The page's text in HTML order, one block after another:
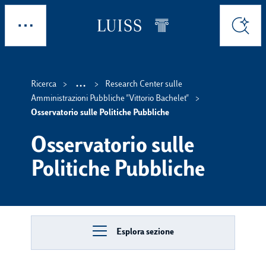
Skip to main content
Cerca
Ricerca ...
Show intermediate
Research Center sulle
Amministrazioni Pubbliche ''Vittorio Bachelet''
Osservatorio sulle Politiche Pubbliche
Osservatorio sulle
Politiche Pubbliche
Esplora sezione